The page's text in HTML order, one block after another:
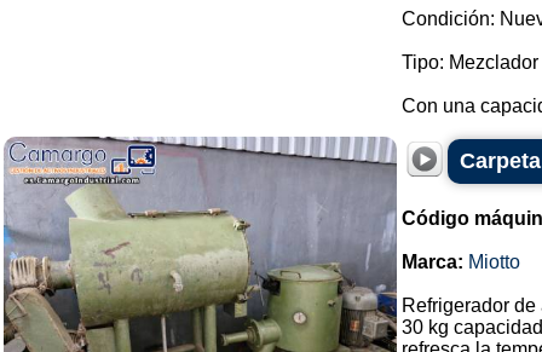
Condición:
Tipo:
Con una
Código
Marca: Miotto
Refrigerador
30 kg